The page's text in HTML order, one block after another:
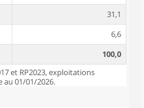
31,1
6,6
100,0
et RP2023, exploitations
au 01/01/2026.